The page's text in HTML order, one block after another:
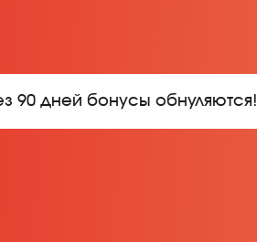
90 дней бонусы обнуляются!